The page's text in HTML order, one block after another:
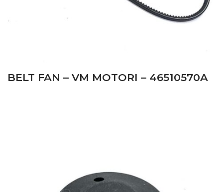
TL80A (01/04 – 12/08) – TLA – Tractor
BELT FAN – VM MOTORI – 46510570A